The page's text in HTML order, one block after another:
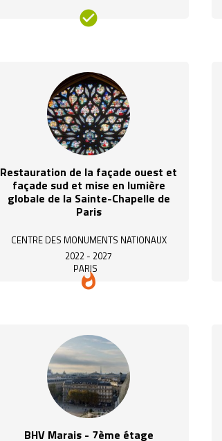
Restauration de la façade ouest et
façade sud et mise en lumière
globale de la Sainte-Chapelle de
Paris
CENTRE DES MONUMENTS NATIONAUX
2022 - 2027
PARIS
BHV Marais - 7ème étage